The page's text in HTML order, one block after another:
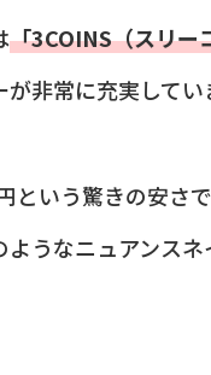
「3COINS（スリー
非常に充実してい
という驚きの安さ
ようなニュアンス